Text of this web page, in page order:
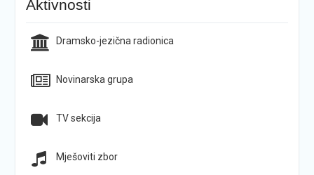
Aktivnosti
Dramsko-jezična radionica
Novinarska grupa
TV sekcija
Mješoviti zbor